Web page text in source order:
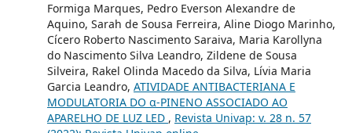
Formiga Marques, Pedro Everson Alexandre de
Aquino, Sarah de Sousa Ferreira, Aline Diogo Marinho,
Cícero Roberto Nascimento Saraiva, Maria Karollyna
do Nascimento Silva Leandro, Zildene de Sousa
Silveira, Rakel Olinda Macedo da Silva, Lívia Maria
Garcia Leandro, ATIVIDADE ANTIBACTERIANA E
MODULATORIA DO α-PINENO ASSOCIADO AO
APARELHO DE LUZ LED , Revista Univap: v. 28 n. 57